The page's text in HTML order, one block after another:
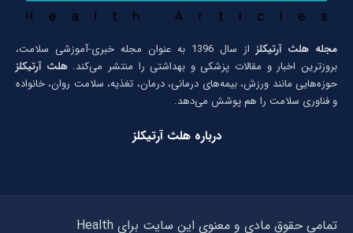
مجله هلث آرتیکلز
از سال 1396 به عنوان مجله خبری-آموزشی سلامت،
بروزترین اخبار و مقالات پزشکی و بهداشتی را منتشر می‌کند.هلث آرتیکلز
حوزه‌هایی مانند ورزش، بیمه‌های درمانی، درمان، تغذیه، سلامت روان، خانواده
و فناوری سلامت را هم پوشش می‌دهد.
درباره هلث آرتیکلز
تمامی حقوق مادی و معنوی این سایت برای Health